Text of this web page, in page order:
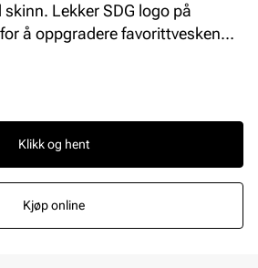
Lekker SDG logo på
å oppgradere favorittvesken
touch.
Klikk og hent
Kjøp online